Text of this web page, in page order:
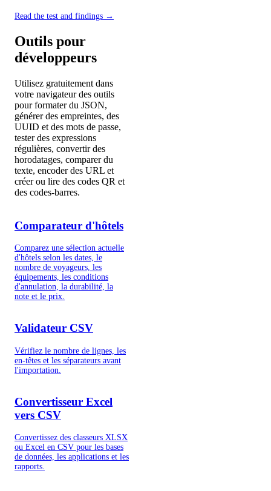
Read the test and findings →
Outils pour
développeurs
Utilisez gratuitement dans
votre navigateur des outils
pour formater du JSON,
générer des empreintes, des
UUID et des mots de passe,
tester des expressions
régulières, convertir des
horodatages, comparer du
texte, encoder des URL et
créer ou lire des codes QR et
des codes-barres.
Comparateur d'hôtels
Comparez une sélection actuelle
d'hôtels selon les dates, le
nombre de voyageurs, les
équipements, les conditions
d'annulation, la durabilité, la
note et le prix.
Validateur CSV
Vérifiez le nombre de lignes, les
en-têtes et les séparateurs avant
l'importation.
Convertisseur Excel
vers CSV
Convertissez des classeurs XLSX
ou Excel en CSV pour les bases
de données, les applications et les
rapports.